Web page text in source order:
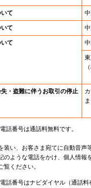
て
て
て
・盗難に伴うお取引の停止
話番号は通話料無料です。
装い、お客さま宛てに自動音声
のような電話をかけ、個人情報
覧ください。
話番号はナビダイヤル（通話